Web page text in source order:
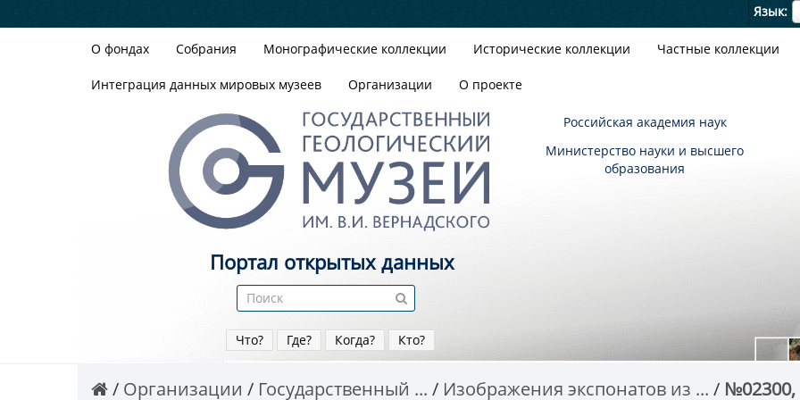
Язык
О фондах Собрания Монографические коллекции Исторические коллекции Частные коллекции
Интеграция данных мировых музеев Организации О проекте
Российская академия наук
Министерство науки и высшего
образования
Портал открытых данных
Что? Где? Когда? Кто?
Организации Государственный ... Изображения экспонатов из ... №02300,